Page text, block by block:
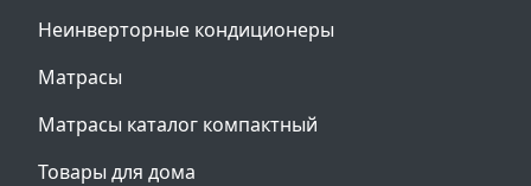
Неинверторные кондиционеры
Матрасы
Матрасы каталог компактный
Товары для дома